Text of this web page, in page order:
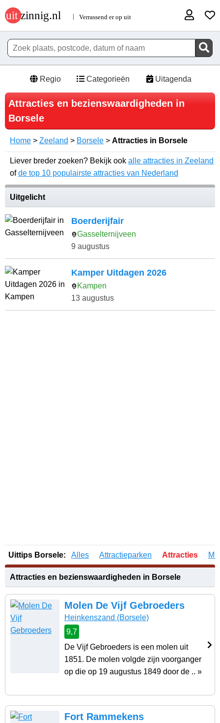
Regio Categorieën Uitagenda
Attracties en bezienswaardigheden in
Borsele
Home > Zeeland > Borsele > Attracties in Borsele
Liever breder zoeken? Bekijk ook alle attracties in Zeeland
ofde top 10 populairste attracties van Nederland
Uitgelicht
Boerderijfair
Gasselternijveen
9 augustus
Kamper Uitdagen 2026
Kampen
13 augustus
Uittips Borsele: Alles Attractieparken Attracties
Attracties en bezienswaardigheden in Borsele
Molen De Vijf Gebroeders
Heinkenszand (Borsele)
9,7
De Vijf Gebroeders is een molen uit
1851. De molen volgde zijn voorganger
op die op 19 augustus 1849 door de .. »
Fort Rammekens